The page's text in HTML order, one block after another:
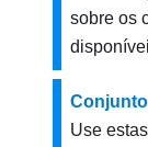
sobre os
Use